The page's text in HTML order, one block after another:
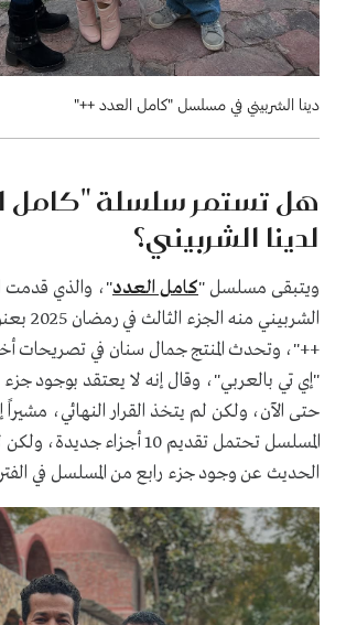
دينا الشربيني في مسلسل "كامل العدد ++"
هل تستمر سلسلة "كامل
لدينا الشربيني؟
ويتبقى مسلسل "كامل العدد"، والذي قدمت
الشربيني
++"، وتحدث المنتج جمال سنان في تصريحات
"إي تي بالعربي"، وقال إنه لا يعتقد بوجود
حتى الآن، ولكن لم يتخذ القرار النهائي،
المسلسل تحتمل تقديم 10 أجزاء
الحديث عن وجود جزء رابع من المسلسل في